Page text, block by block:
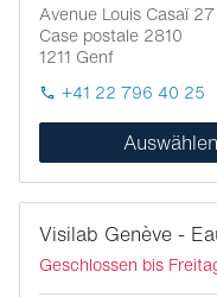
Avenue Louis Casaï 27
Case postale 2810
1211 Genf
+41 22 796 40 25
Visilab Genève -
Geschlossen bis